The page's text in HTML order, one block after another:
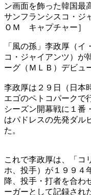
ン画面を飾った韓国最
サンフランシスコ・ジ
ＯＭ キャプチャー］
「風の孫」李政厚（
コ・ジャイアンツ）が
ーグ（ＭＬＢ）デビュ
李政厚は２９日（日本
エゴのペトコパークで
シーズン開幕戦に１番
はパドレスの先発ダル
た。
これで李政厚は、「コ
ホ、投手）が１９９４
降、投手・打者を合わ
ーガーとして記録され